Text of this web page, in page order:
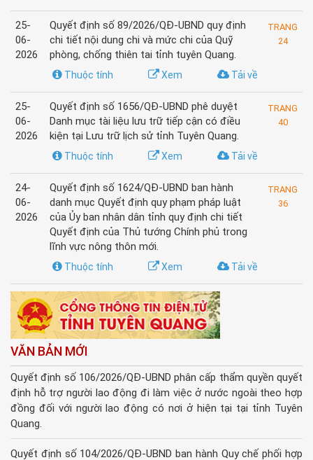
25-
06-
2026
Quyết định số 89/2026/QĐ-UBND quy định
chi tiết nội dung chi và mức chi của Quỹ
phòng, chống thiên tai tỉnh tuyên Quang.
Tải về
Xem
Thuộc tính
TRANG
24
25-
06-
2026
Quyết định số 1656/QĐ-UBND phê duyệt
Danh mục tài liệu lưu trữ tiếp cận có điều
kiện tại Lưu trữ lịch sử tỉnh Tuyên Quang.
Tải về
Xem
Thuộc tính
TRANG
40
24-
06-
2026
Quyết định số 1624/QĐ-UBND ban hành
danh mục Quyết định quy phạm pháp luật
của Ủy ban nhân dân tỉnh quy định chi tiết
Quyết định của Thủ tướng Chính phủ trong
lĩnh vực nông thôn mới.
Tải về
Xem
Thuộc tính
TRANG
36
VĂN BẢN MỚI
Quyết định số 106/2026/QĐ-UBND phân cấp thẩm quyền quyết
định hỗ trợ người lao động đi làm việc ở nước ngoài theo hợp
đồng đối với người lao động có nơi ở hiện tại tại tỉnh Tuyên
Quang.
Quyết định số 104/2026/QĐ-UBND ban hành Quy chế phối hợp